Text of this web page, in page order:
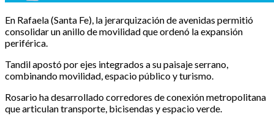
En Rafaela (Santa Fe), la jerarquización de avenidas permitió
consolidar un anillo de movilidad que ordenó la expansión
periférica.
Tandil apostó por ejes integrados a su paisaje serrano,
combinando movilidad, espacio público y turismo.
Rosario ha desarrollado corredores de conexión metropolitana
que articulan transporte, bicisendas y espacio verde.